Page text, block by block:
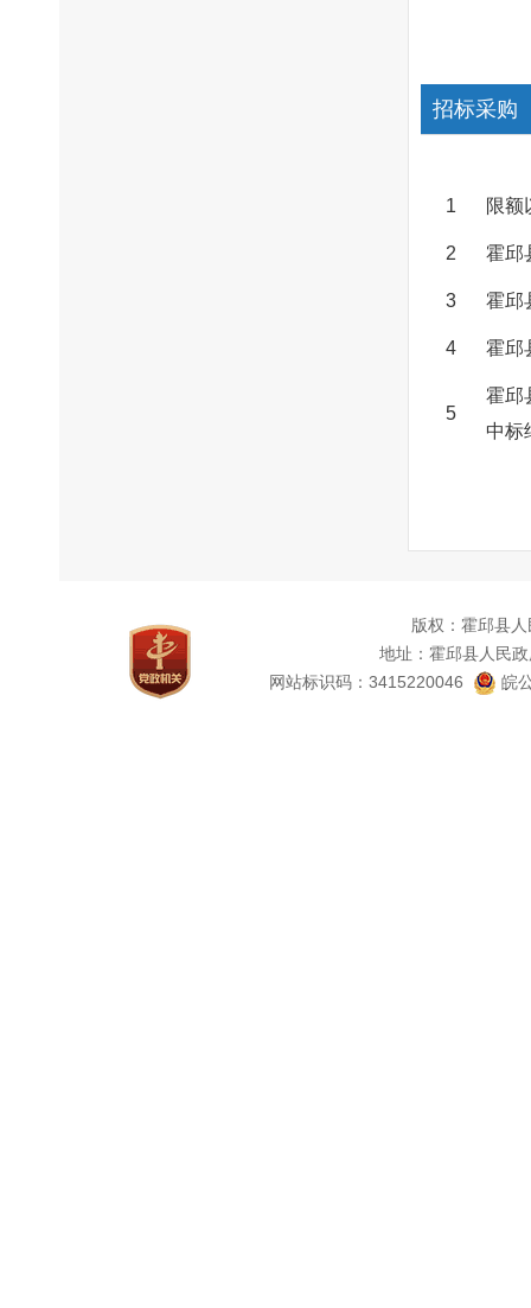
招标采购
1 限额
2 霍邱
3 霍邱
4 霍邱
5
霍邱
中标
版权：霍邱县
地址：霍邱县人民
网站标识码：3415220046
皖